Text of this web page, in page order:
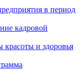
в период
кадровой
красоты и здоровья